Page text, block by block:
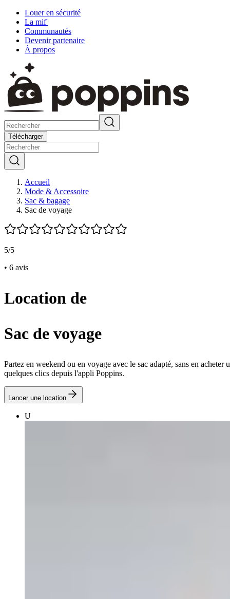
Louer en sécurité
La mif'
Communautés
Devenir partenaire
À propos
Télécharger
Accueil
Mode & Accessoire
Sac & bagage
Sac de voyage
5/5
• 6 avis
Location de
Sac de voyage
Partez en weekend ou en voyage avec le sac adapté, sans en
quelques clics depuis l'appli Poppins.
Lancer une location
U